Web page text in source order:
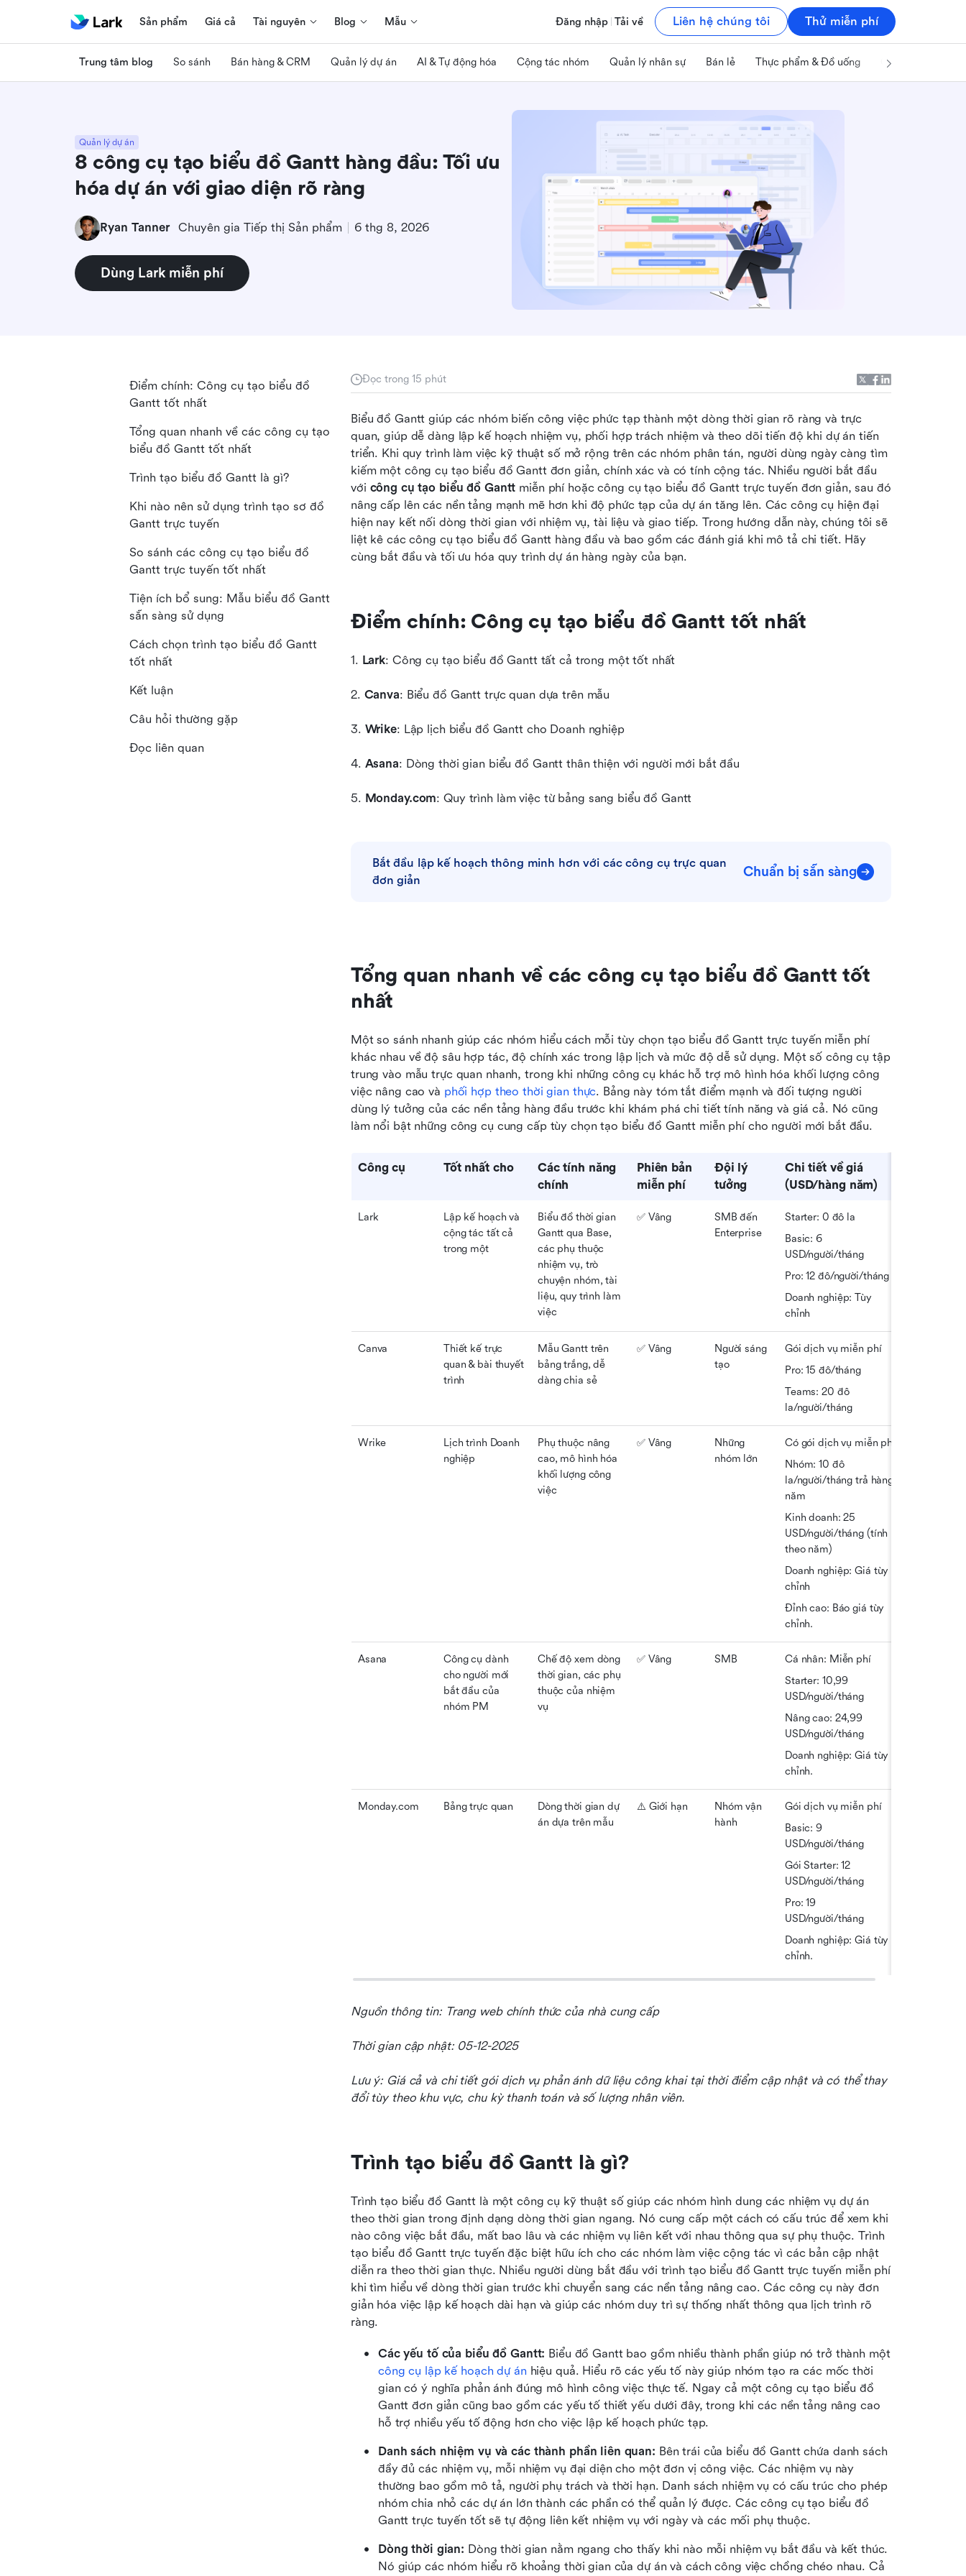
Sản phẩm Giá cả Tài nguyên Blog Mẫu Đăng nhập Tải về Liên hệ chúng tôi Thử miễn phí
Trung tâm blog So sánh Bán hàng & CRM Quản lý dự án AI & Tự động hóa Cộng tác nhóm Quản lý nhân sự Bán lẻ Thực phẩm & Đồ uống Công nghệ & IT
Quản lý dự án
8 công cụ tạo biểu đồ Gantt hàng đầu: Tối ưu
hóa dự án với giao diện rõ ràng
Ryan Tanner Chuyên gia Tiếp thị Sản phẩm 6 thg 8, 2026
Dùng Lark miễn phí
Đọc trong 15 phút
Biểu đồ Gantt giúp các nhóm biến công việc phức tạp thành một dòng thời gian rõ ràng và trực
quan, giúp dễ dàng lập kế hoạch nhiệm vụ, phối hợp trách nhiệm và theo dõi tiến độ khi dự án tiến
triển. Khi quy trình làm việc kỹ thuật số mở rộng trên các nhóm phân tán, người dùng ngày càng tìm
kiếm một công cụ tạo biểu đồ Gantt đơn giản, chính xác và có tính cộng tác. Nhiều người bắt đầu
với công cụ tạo biểu đồ Gantt miễn phí hoặc công cụ tạo biểu đồ Gantt trực tuyến đơn giản, sau đó
nâng cấp lên các nền tảng mạnh mẽ hơn khi độ phức tạp của dự án tăng lên. Các công cụ hiện đại
hiện nay kết nối dòng thời gian với nhiệm vụ, tài liệu và giao tiếp. Trong hướng dẫn này, chúng tôi sẽ
liệt kê các công cụ tạo biểu đồ Gantt hàng đầu và bao gồm các đánh giá khi mô tả chi tiết. Hãy
cùng bắt đầu và tối ưu hóa quy trình dự án hàng ngày của bạn.
Điểm chính: Công cụ tạo biểu đồ Gantt tốt nhất
1. Lark: Công cụ tạo biểu đồ Gantt tất cả trong một tốt nhất
2. Canva: Biểu đồ Gantt trực quan dựa trên mẫu
3. Wrike: Lập lịch biểu đồ Gantt cho Doanh nghiệp
4. Asana: Dòng thời gian biểu đồ Gantt thân thiện với người mới bắt đầu
5. Monday.com: Quy trình làm việc từ bảng sang biểu đồ Gantt
Bắt đầu lập kế hoạch thông minh hơn với các công cụ trực quan
đơn giản
Chuẩn bị sẵn sàng
Tổng quan nhanh về các công cụ tạo biểu đồ Gantt tốt
nhất
Một so sánh nhanh giúp các nhóm hiểu cách mỗi tùy chọn tạo biểu đồ Gantt trực tuyến miễn phí
khác nhau về độ sâu hợp tác, độ chính xác trong lập lịch và mức độ dễ sử dụng. Một số công cụ tập
trung vào mẫu trực quan nhanh, trong khi những công cụ khác hỗ trợ mô hình hóa khối lượng công
việc nâng cao và phối hợp theo thời gian thực. Bảng này tóm tắt điểm mạnh và đối tượng người
dùng lý tưởng của các nền tảng hàng đầu trước khi khám phá chi tiết tính năng và giá cả. Nó cũng
làm nổi bật những công cụ cung cấp tùy chọn tạo biểu đồ Gantt miễn phí cho người mới bắt đầu.
Công cụ Tốt nhất cho
Các tính năng
chính
Phiên bản
miễn phí
Đội lý
tưởng
Chi tiết về giá
(USD/hàng năm)
Lark
Lập kế hoạch và
cộng tác tất cả
trong một
Biểu đồ thời gian
Gantt qua Base,
các phụ thuộc
nhiệm vụ, trò
chuyện nhóm, tài
liệu, quy trình làm
việc
✅ Vâng
SMB đến
Enterprise
Starter: 0 đô la
Basic: 6
USD/người/tháng
Pro: 12 đô/người/tháng
Doanh nghiệp: Tùy
chỉnh
Canva
Thiết kế trực
quan & bài thuyết
trình
Mẫu Gantt trên
bảng trắng, dễ
dàng chia sẻ
✅ Vâng
Người sáng
tạo
Gói dịch vụ miễn phí
Pro: 15 đô/tháng
Teams: 20 đô
la/người/tháng
Wrike
Lịch trình Doanh
nghiệp
Phụ thuộc nâng
cao, mô hình hóa
khối lượng công
việc
✅ Vâng
Những
nhóm lớn
Có gói dịch vụ miễn phí
Nhóm: 10 đô
la/người/tháng trả hàng
năm
Kinh doanh: 25
USD/người/tháng (tính
theo năm)
Doanh nghiệp: Giá tùy
chỉnh
Đỉnh cao: Báo giá tùy
chỉnh.
Asana
Công cụ dành
cho người mới
bắt đầu của
nhóm PM
Chế độ xem dòng
thời gian, các phụ
thuộc của nhiệm
vụ
✅ Vâng SMB
Cá nhân: Miễn phí
Starter: 10,99
USD/người/tháng
Nâng cao: 24,99
USD/người/tháng
Doanh nghiệp: Giá tùy
chỉnh.
Monday.com Bảng trực quan
Dòng thời gian dự
án dựa trên mẫu
⚠️ Giới hạn
Nhóm vận
hành
Gói dịch vụ miễn phí
Basic: 9
USD/người/tháng
Gói Starter: 12
USD/người/tháng
Pro: 19
USD/người/tháng
Doanh nghiệp: Giá tùy
chỉnh.
Nguồn thông tin: Trang web chính thức của nhà cung cấp
Thời gian cập nhật: 05-12-2025
Lưu ý: Giá cả và chi tiết gói dịch vụ phản ánh dữ liệu công khai tại thời điểm cập nhật và có thể thay
đổi tùy theo khu vực, chu kỳ thanh toán và số lượng nhân viên.
Trình tạo biểu đồ Gantt là gì?
Trình tạo biểu đồ Gantt là một công cụ kỹ thuật số giúp các nhóm hình dung các nhiệm vụ dự án
theo thời gian trong định dạng dòng thời gian ngang. Nó cung cấp một cách có cấu trúc để xem khi
nào công việc bắt đầu, mất bao lâu và các nhiệm vụ liên kết với nhau thông qua sự phụ thuộc. Trình
tạo biểu đồ Gantt trực tuyến đặc biệt hữu ích cho các nhóm làm việc cộng tác vì các bản cập nhật
diễn ra theo thời gian thực. Nhiều người dùng bắt đầu với trình tạo biểu đồ Gantt trực tuyến miễn phí
khi tìm hiểu về dòng thời gian trước khi chuyển sang các nền tảng nâng cao. Các công cụ này đơn
giản hóa việc lập kế hoạch dài hạn và giúp các nhóm duy trì sự thống nhất thông qua lịch trình rõ
ràng.
Các yếu tố của biểu đồ Gantt:
Biểu đồ Gantt bao gồm nhiều thành phần giúp nó trở thành một
công cụ lập kế hoạch dự án hiệu quả. Hiểu rõ các yếu tố này giúp nhóm tạo ra các mốc thời
gian có ý nghĩa phản ánh đúng mô hình công việc thực tế. Ngay cả một công cụ tạo biểu đồ
Gantt đơn giản cũng bao gồm các yếu tố thiết yếu dưới đây, trong khi các nền tảng nâng cao
hỗ trợ nhiều yếu tố động hơn cho việc lập kế hoạch phức tạp.
Danh sách nhiệm vụ và các thành phần liên quan: Bên trái của biểu đồ Gantt chứa danh sách
đầy đủ các nhiệm vụ, mỗi nhiệm vụ đại diện cho một đơn vị công việc. Các nhiệm vụ này
thường bao gồm mô tả, người phụ trách và thời hạn. Danh sách nhiệm vụ có cấu trúc cho phép
nhóm chia nhỏ các dự án lớn thành các phần có thể quản lý được. Các công cụ tạo biểu đồ
Gantt trực tuyến tốt sẽ tự động liên kết nhiệm vụ với ngày và các mối phụ thuộc.
Dòng thời gian: Dòng thời gian nằm ngang cho thấy khi nào mỗi nhiệm vụ bắt đầu và kết thúc.
Nó giúp các nhóm hiểu rõ khoảng thời gian của dự án và cách công việc chồng chéo nhau. Cả
Điểm chính: Công cụ tạo biểu đồ
Gantt tốt nhất
Tổng quan nhanh về các công cụ tạo
biểu đồ Gantt tốt nhất
Trình tạo biểu đồ Gantt là gì?
Khi nào nên sử dụng trình tạo sơ đồ
Gantt trực tuyến
So sánh các công cụ tạo biểu đồ
Gantt trực tuyến tốt nhất
Tiện ích bổ sung: Mẫu biểu đồ Gantt
sẵn sàng sử dụng
Cách chọn trình tạo biểu đồ Gantt
tốt nhất
Kết luận
Câu hỏi thường gặp
Đọc liên quan